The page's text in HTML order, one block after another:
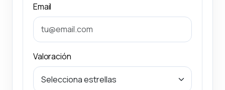
Email
Valoración